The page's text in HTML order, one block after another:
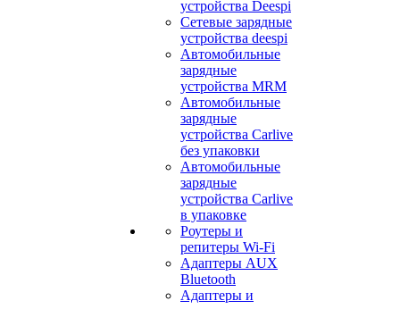
устройства Deespi
Сетевые зарядные
устройства deespi
Автомобильные
зарядные
устройства MRM
Автомобильные
зарядные
устройства Carlive
без упаковки
Автомобильные
зарядные
устройства Carlive
в упаковке
Роутеры и
репитеры Wi-Fi
Адаптеры AUX
Bluetooth
Адаптеры и